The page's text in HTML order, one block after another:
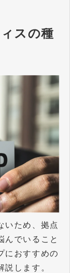
スの種
いため、拠点
んでいること
におすすめの
します。